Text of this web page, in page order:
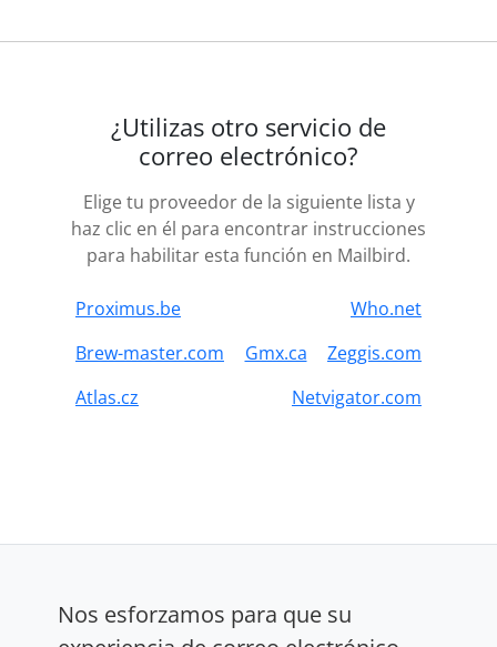
¿Utilizas otro servicio de
correo electrónico?
Elige tu proveedor de la siguiente lista y
haz clic en él para encontrar instrucciones
para habilitar esta función en Mailbird.
Proximus.be
Who.net
Brew-master.com
Gmx.ca
Zeggis.com
Atlas.cz
Netvigator.com
Nos esforzamos para que su